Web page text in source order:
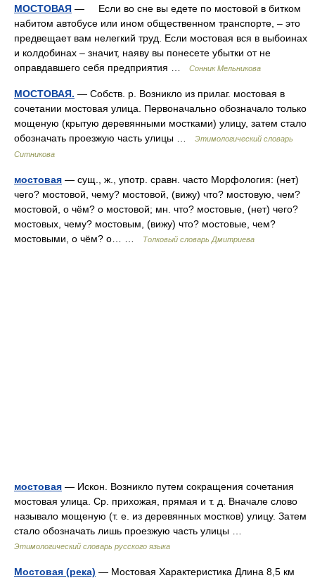
МОСТОВАЯ — Если во сне вы едете по мостовой в битком
набитом автобусе или ином общественном транспорте, – это
предвещает вам нелегкий труд. Если мостовая вся в выбоинах
и колдобинах – значит, наяву вы понесете убытки от не
оправдавшего себя предприятия …
Сонник Мельникова
МОСТОВАЯ. — Собств. р. Возникло из прилаг. мостовая в
сочетании мостовая улица. Первоначально обозначало только
мощеную (крытую деревянными мостками) улицу, затем стало
обозначать проезжую часть улицы …
Этимологический словарь
Ситникова
мостовая — сущ., ж., употр. сравн. часто Морфология: (нет)
чего? мостовой, чему? мостовой, (вижу) что? мостовую, чем?
мостовой, о чём? о мостовой; мн. что? мостовые, (нет) чего?
мостовых, чему? мостовым, (вижу) что? мостовые, чем?
мостовыми, о чём? о… …
Толковый словарь Дмитриева
мостовая — Искон. Возникло путем сокращения сочетания
мостовая улица. Ср. прихожая, прямая и т. д. Вначале слово
называло мощеную (т. е. из деревянных мостков) улицу. Затем
стало обозначать лишь проезжую часть улицы …
Этимологический словарь русского языка
Мостовая (река) — Мостовая Характеристика Длина 8,5 км